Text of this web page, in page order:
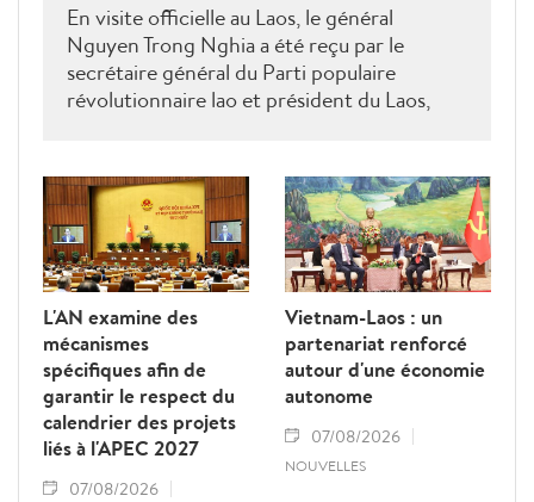
En visite officielle au Laos, le général
Nguyen Trong Nghia a été reçu par le
secrétaire général du Parti populaire
révolutionnaire lao et président du Laos,
parties ont réaffirmé leur volonté de
renforcer une coopération politico-militaire
étroite et efficace.
L'AN examine des
mécanismes
spécifiques afin de
garantir le respect du
calendrier des projets
liés à l'APEC 2027
07/08/2026
Vietnam-Laos : un
partenariat renforcé
autour d'une économie
autonome
07/08/2026
NOUVELLES